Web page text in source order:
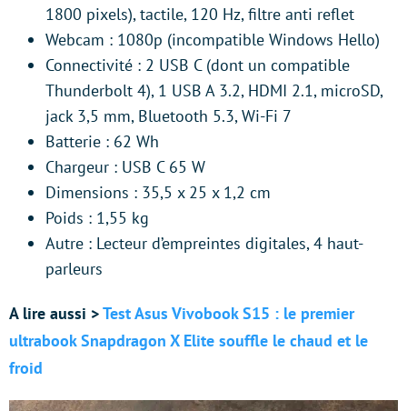
1800 pixels), tactile, 120 Hz, filtre anti reflet
Webcam : 1080p (incompatible Windows Hello)
Connectivité : 2 USB C (dont un compatible
Thunderbolt 4), 1 USB A 3.2, HDMI 2.1, microSD,
jack 3,5 mm, Bluetooth 5.3, Wi-Fi 7
Batterie : 62 Wh
Chargeur : USB C 65 W
Dimensions : 35,5 x 25 x 1,2 cm
Poids : 1,55 kg
Autre : Lecteur d’empreintes digitales, 4 haut-
parleurs
A lire aussi >Test Asus Vivobook S15 : le premier
ultrabook Snapdragon X Elite souffle le chaud et le
froid